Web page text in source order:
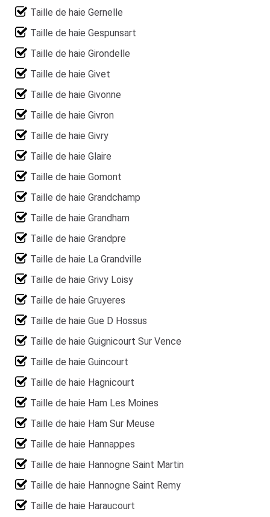
Taille de haie Gernelle
Taille de haie Gespunsart
Taille de haie Girondelle
Taille de haie Givet
Taille de haie Givonne
Taille de haie Givron
Taille de haie Givry
Taille de haie Glaire
Taille de haie Gomont
Taille de haie Grandchamp
Taille de haie Grandham
Taille de haie Grandpre
Taille de haie La Grandville
Taille de haie Grivy Loisy
Taille de haie Gruyeres
Taille de haie Gue D Hossus
Taille de haie Guignicourt Sur Vence
Taille de haie Guincourt
Taille de haie Hagnicourt
Taille de haie Ham Les Moines
Taille de haie Ham Sur Meuse
Taille de haie Hannappes
Taille de haie Hannogne Saint Martin
Taille de haie Hannogne Saint Remy
Taille de haie Haraucourt